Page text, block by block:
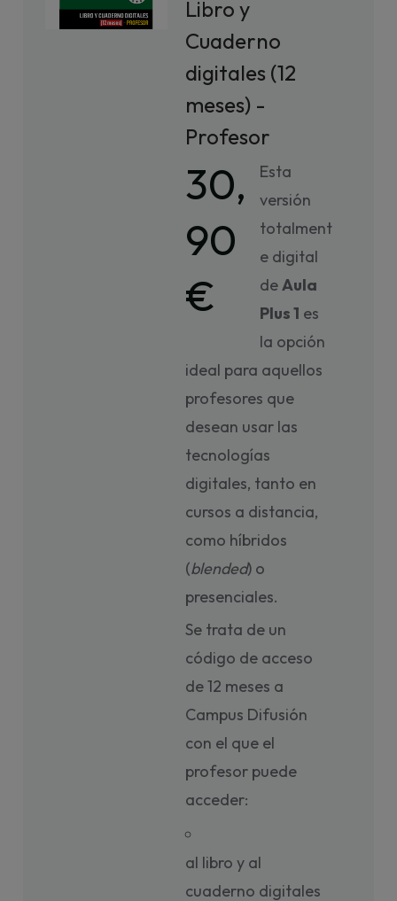
Libro y
Cuaderno
digitales (12
meses) -
Profesor
30,
90
€
Esta
versión
totalment
e digital
deAula
Plus 1 es
la opción
ideal para aquellos
profesores que
desean usar las
tecnologías
digitales, tanto en
cursos a distancia,
como híbridos
(blended) o
presenciales.
Se trata de un
código de acceso
de 12 meses a
Campus Difusión
con el que el
profesor puede
acceder:
al libro y al
cuaderno digitales